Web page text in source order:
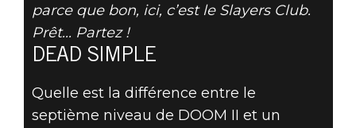
parce que bon, ici, c’est le Slayers Club.
Prêt... Partez !
DEAD SIMPLE
Quelle est la différence entre le
septième niveau de DOOM II et un